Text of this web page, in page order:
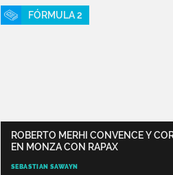
FÓRMULA 2
ROBERTO MERHI CONVENCE Y
EN MONZA CON RAPAX
SEBASTIAN SAWAYN